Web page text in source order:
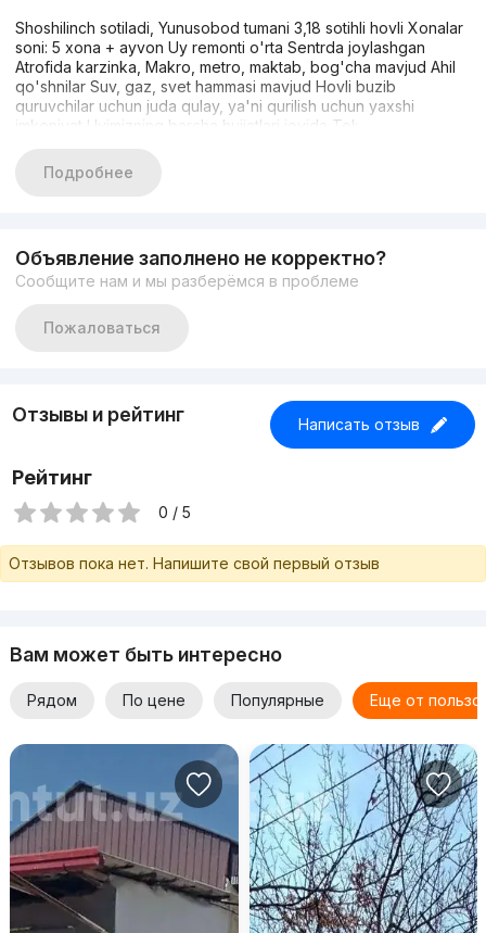
Shoshilinch sotiladi, Yunusobod tumani 3,18 sotihli hovli Xonalar
soni: 5 xona + ayvon Uy remonti o'rta Sentrda joylashgan
Atrofida karzinka, Makro, metro, maktab, bog'cha mavjud Ahil
qo'shnilar Suv, gaz, svet hammasi mavjud Hovli buzib
quruvchilar uchun juda qulay, ya'ni qurilish uchun yaxshi
imkoniyat Uyimizning barcha hujjatlari joyida Tel:
Подробнее
Объявление заполнено не корректно?
Сообщите нам и мы разберёмся в проблеме
Пожаловаться
Отзывы и рейтинг Написать отзыв
Рейтинг
0 / 5
Отзывов пока нет. Напишите свой первый отзыв
Вам может быть интересно
Рядом По цене Популярные Еще от